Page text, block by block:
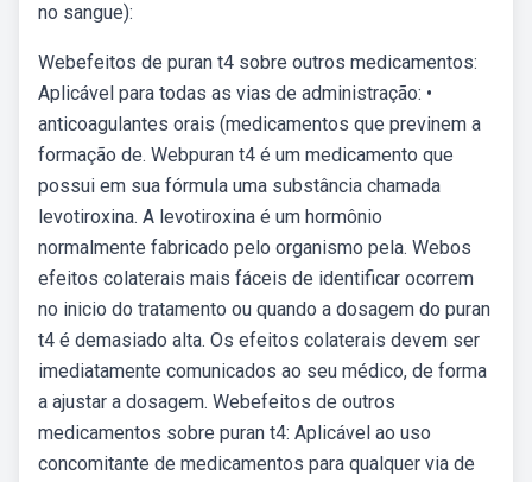
no sangue):
Webefeitos de puran t4 sobre outros medicamentos:
Aplicável para todas as vias de administração: •
anticoagulantes orais (medicamentos que previnem a
formação de. Webpuran t4 é um medicamento que
possui em sua fórmula uma substância chamada
levotiroxina. A levotiroxina é um hormônio
normalmente fabricado pelo organismo pela. Webos
efeitos colaterais mais fáceis de identificar ocorrem
no inicio do tratamento ou quando a dosagem do puran
t4 é demasiado alta. Os efeitos colaterais devem ser
imediatamente comunicados ao seu médico, de forma
a ajustar a dosagem. Webefeitos de outros
medicamentos sobre puran t4: Aplicável ao uso
concomitante de medicamentos para qualquer via de